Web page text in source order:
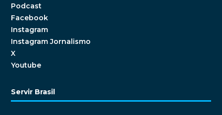
Podcast
Facebook
Instagram
Instagram Jornalismo
X
Youtube
Servir Brasil